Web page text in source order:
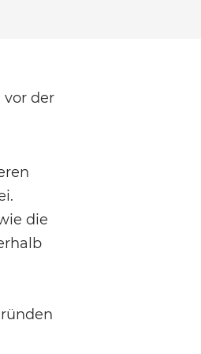
vor der
die